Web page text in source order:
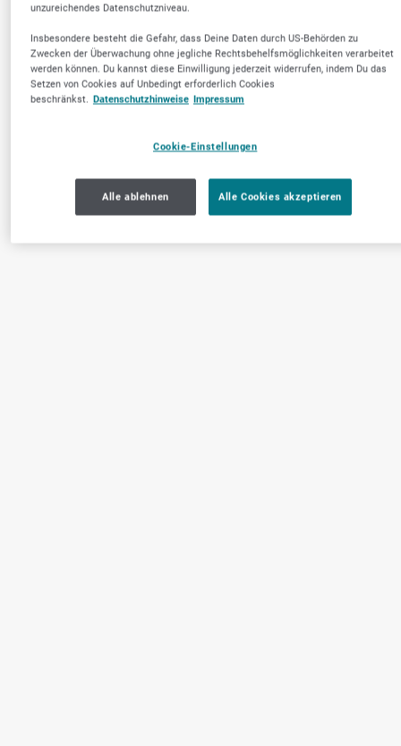
unzureichendes Datenschutzniveau.
Insbesondere besteht die Gefahr, dass Deine Daten durch US-Behörden zu
Zwecken der Überwachung ohne jegliche Rechtsbehelfsmöglichkeiten verarbeitet
werden können. Du kannst diese Einwilligung jederzeit widerrufen, indem Du das
Setzen von Cookies auf Unbedingt erforderlich Cookies
beschränkst. Datenschutzhinweise Impressum
Cookie-Einstellungen
Alle ablehnen Alle Cookies akzeptieren